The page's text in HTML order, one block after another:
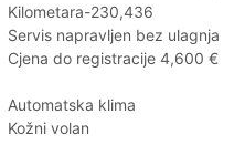
Kilometara-230,436
Servis napravljen bez ulagnja
Cjena do registracije 4,600 €
Automatska klima
Kožni volan